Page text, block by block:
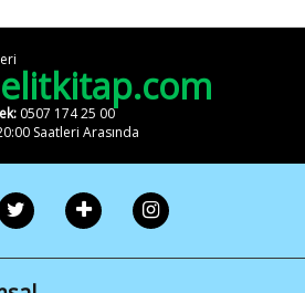
0507 174 25 00
Saatleri Arasında